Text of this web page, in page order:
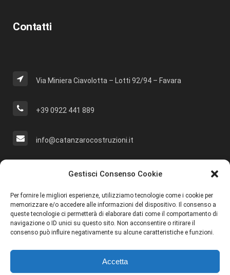
Gestisci Consenso Cookie
Per fornire le migliori esperienze, utilizziamo tecnologie come i cookie per
memorizzare e/o accedere alle informazioni del dispositivo. Il consenso a
queste tecnologie ci permetterà di elaborare dati come il comportamento di
navigazione o ID unici su questo sito. Non acconsentire o ritirare il
consenso può influire negativamente su alcune caratteristiche e funzioni.
Accetta
Contatti
Via Miniera Ciavolotta – Lotti 92/94 – Favara
+39 0922 441 889
info@catanzarocostruzioni.it
Cerca Nel Sito
Social